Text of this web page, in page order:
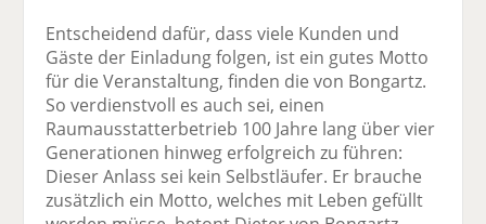
Entscheidend dafür, dass viele Kunden und
Gäste der Einladung folgen, ist ein gutes Motto
für die Veranstaltung, finden die von Bongartz.
So verdienstvoll es auch sei, einen
Raumausstatterbetrieb 100 Jahre lang über vier
Generationen hinweg erfolgreich zu führen:
Dieser Anlass sei kein Selbstläufer. Er brauche
zusätzlich ein Motto, welches mit Leben gefüllt